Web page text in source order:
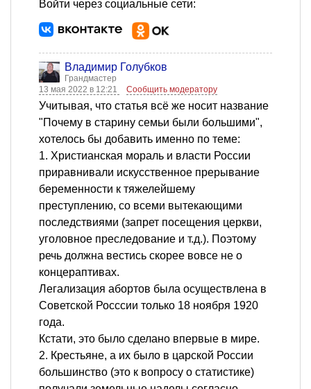
Войти через социальные сети:
Владимир Голубков
Грандмастер
13 мая 2022 в 12:21
Сообщить модератору
Учитывая, что статья всё же носит название
"Почему в старину семьи были большими",
хотелось бы добавить именно по теме:
1. Христианская мораль и власти России
приравнивали искусственное прерывание
беременности к тяжелейшему
преступлению, со всеми вытекающими
последствиями (запрет посещения церкви,
уголовное преследование и т.д.). Поэтому
речь должна вестись скорее вовсе не о
концераптивах.
Легализация абортов была осуществлена в
Советской Росссии только 18 ноября 1920
года.
Кстати, это было сделано впервые в мире.
2. Крестьяне, а их было в царской России
большинство (это к вопросу о статистике)